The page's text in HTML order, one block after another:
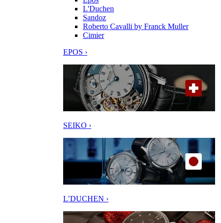
L'Duchen
Sandoz
Roberto Cavalli by Franck Muller
Cimier
EPOS ›
SEIKO ›
L’DUCHEN ›